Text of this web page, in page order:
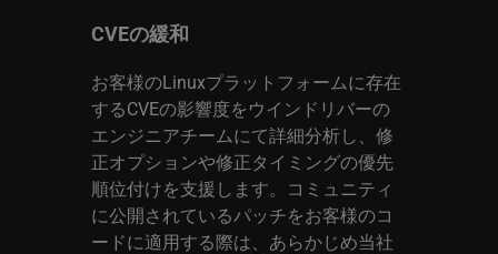
CVEの緩和
お客様のLinuxプラットフォームに存在
するCVEの影響度をウインドリバーの
エンジニアチームにて詳細分析し、修
正オプションや修正タイミングの優先
順位付けを支援します。コミュニティ
に公開されているパッチをお客様のコ
ードに適用する際は、あらかじめ当社